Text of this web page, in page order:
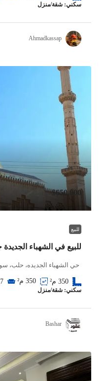
سكني: شقة/منزل
Ahmadkassap
$650,000
للبيع
للبيع في الشهباء
حي الشهباء الجديده، حلب،
350 م² 350 م² 7
سكني: شقة/منزل
Bashar